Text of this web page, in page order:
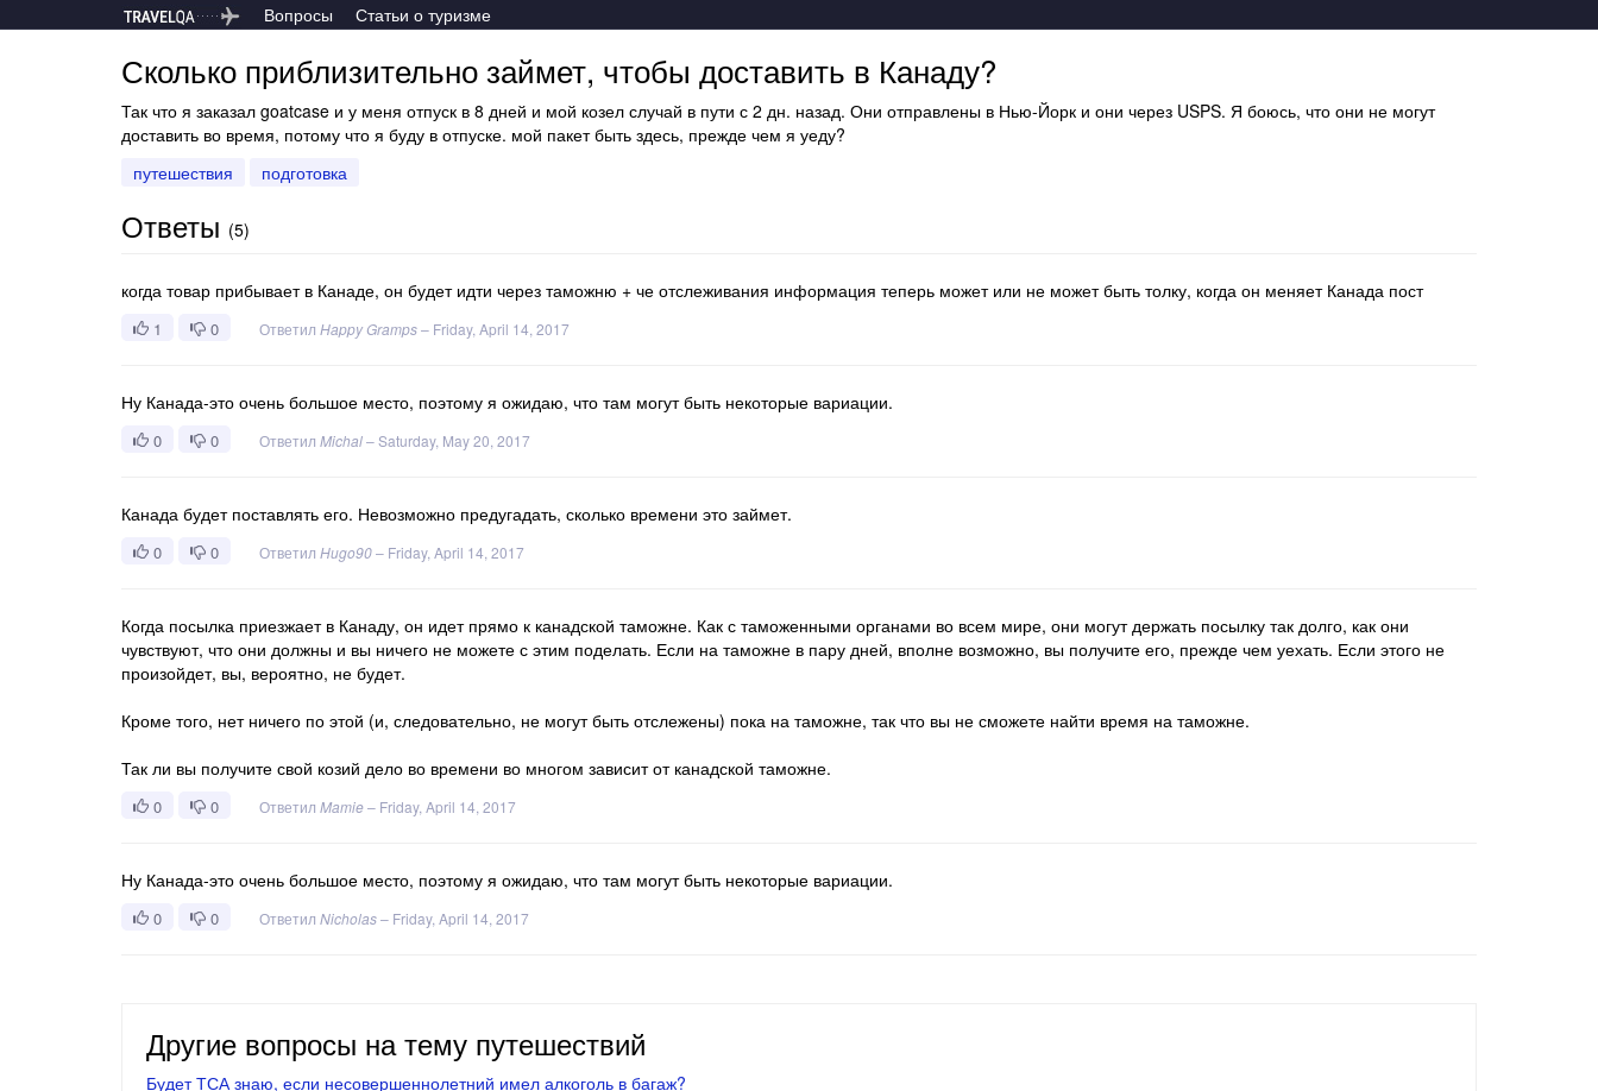
Вопросы Статьи о туризме
Сколько приблизительно займет, чтобы доставить в Канаду?
Так что я заказал goatcase и у меня отпуск в 8 дней и мой козел случай в пути с 2 дн. назад. Они отправлены в Нью-Йорк и они через USPS. Я боюсь, что они не могут
доставить во время, потому что я буду в отпуске. мой пакет быть здесь, прежде чем я уеду?
путешествия
подготовка
Ответы (5)
когда товар прибывает в Канаде, он будет идти через таможню + че отслеживания информация теперь может или не может быть толку, когда он меняет Канада пост
1 0 Ответил Happy Gramps– Friday, April 14, 2017
Ну Канада-это очень большое место, поэтому я ожидаю, что там могут быть некоторые вариации.
0 0 Ответил Michal–Saturday, May 20, 2017
Канада будет поставлять его. Невозможно предугадать, сколько времени это займет.
0 0 Ответил Hugo90– Friday, April 14, 2017
Когда посылка приезжает в Канаду, он идет прямо к канадской таможне. Как с таможенными органами во всем мире, они могут держать посылку так долго, как они
чувствуют, что они должны и вы ничего не можете с этим поделать. Если на таможне в пару дней, вполне возможно, вы получите его, прежде чем уехать. Если этого не
произойдет, вы, вероятно, не будет.
Кроме того, нет ничего по этой (и, следовательно, не могут быть отслежены) пока на таможне, так что вы не сможете найти время на таможне.
Так ли вы получите свой козий дело во времени во многом зависит от канадской таможне.
0 0 Ответил Mamie– Friday, April 14, 2017
Ну Канада-это очень большое место, поэтому я ожидаю, что там могут быть некоторые вариации.
0 0 Ответил Nicholas– Friday, April 14, 2017
Другие вопросы на тему путешествий
Будет ТСА знаю, если несовершеннолетний имел алкоголь в багаж?